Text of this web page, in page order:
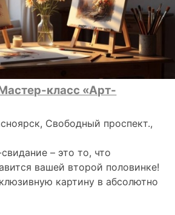
класс «Арт-
Свободный проспект.,
– это то, что
вашей второй половинке!
картину в абсолютно